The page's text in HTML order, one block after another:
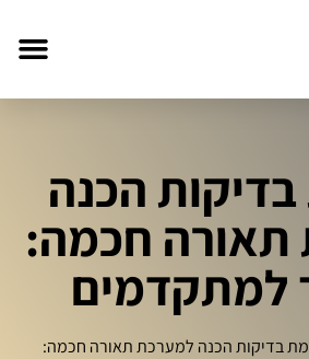
הכנה
תאורה חכמה:
למתקדמים
בדיקות הכנה למערכת תאורה חכמה: